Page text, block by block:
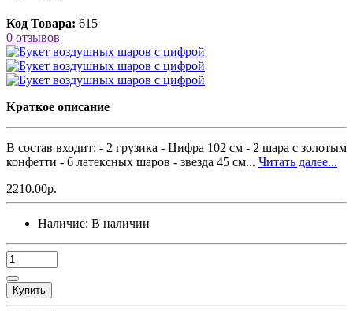
Код Товара: 615
0 отзывов
Краткое описание
В состав входит: - 2 грузика - Цифра 102 см - 2 шара с золотым
конфетти - 6 латексных шаров - звезда 45 см... Читать далее...
2210.00р.
Наличие: В наличии
Купить